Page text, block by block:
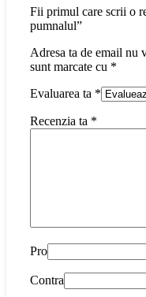
Fii primul care scrii o
pumnalul”
Adresa ta de email nu
sunt marcate cu *
Evaluarea ta *
Recenzia ta *
Pro
Contra